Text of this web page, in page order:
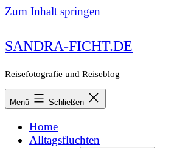
Zum Inhalt springen
SANDRA-FICHT.DE
Reisefotografie und Reiseblog
Menü Schließen
Home
Alltagsfluchten